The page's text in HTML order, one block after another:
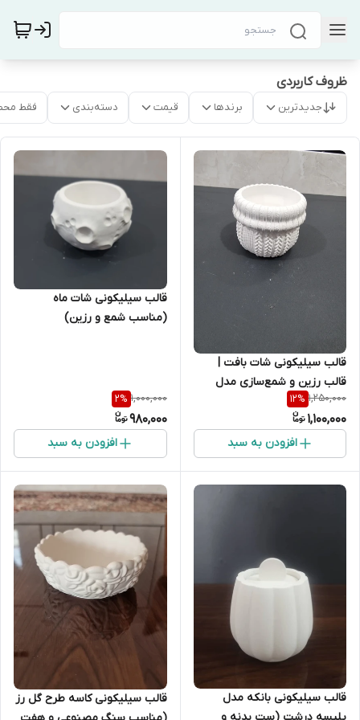
ظروف کاربردی
جدیدترین برندها قیمت دسته‌بندی فقط
قالب سیلیکونی شات بافت |
قالب رزین و شمع‌سازی مدل
بافت
1,250,000
12%
1,100,000
افزودن به سبد
قالب سیلیکونی شات ماه
(مناسب شمع و رزین)
1,000,000
2%
980,000
افزودن به سبد
قالب سیلیکونی بانکه مدل
پلیسه درشت (ست بدنه و
قالب سیلیکونی کاسه طرح گل رز